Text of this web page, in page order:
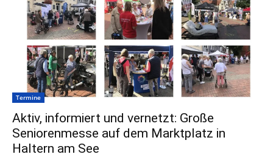
Termine
Aktiv, informiert und vernetzt: Große
Seniorenmesse auf dem Marktplatz in
Haltern am See